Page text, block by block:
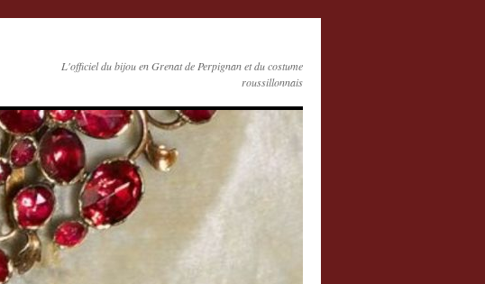
L'officiel du bijou en Grenat de Perpignan et du costume
roussillonnais